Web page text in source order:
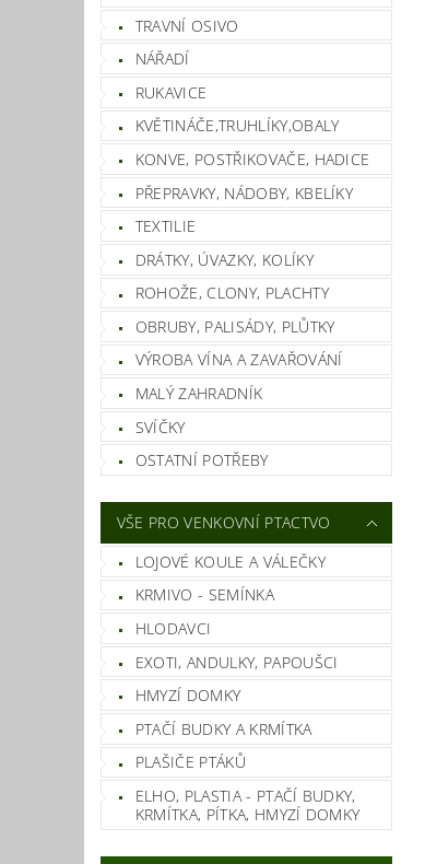
TRAVNÍ OSIVO
NÁŘADÍ
RUKAVICE
KVĚTINÁČE,TRUHLÍKY,OBALY
KONVE, POSTŘIKOVAČE, HADICE
PŘEPRAVKY, NÁDOBY, KBELÍKY
TEXTILIE
DRÁTKY, ÚVAZKY, KOLÍKY
ROHOŽE, CLONY, PLACHTY
OBRUBY, PALISÁDY, PLŮTKY
VÝROBA VÍNA A ZAVAŘOVÁNÍ
MALÝ ZAHRADNÍK
SVÍČKY
OSTATNÍ POTŘEBY
VŠE PRO VENKOVNÍ PTACTVO
LOJOVÉ KOULE A VÁLEČKY
KRMIVO - SEMÍNKA
HLODAVCI
EXOTI, ANDULKY, PAPOUŠCI
HMYZÍ DOMKY
PTAČÍ BUDKY A KRMÍTKA
PLAŠIČE PTÁKŮ
ELHO, PLASTIA - PTAČÍ BUDKY,
KRMÍTKA, PÍTKA, HMYZÍ DOMKY